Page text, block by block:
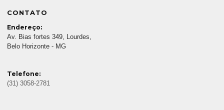
CONTATO
Endereço:
Av. Bias fortes 349, Lourdes,
Belo Horizonte - MG
Telefone:
(31) 3058-2781